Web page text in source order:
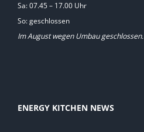
Sa: 07.45 – 17.00 Uhr
So: geschlossen
Im August wegen Umbau geschlossen.
ENERGY KITCHEN NEWS